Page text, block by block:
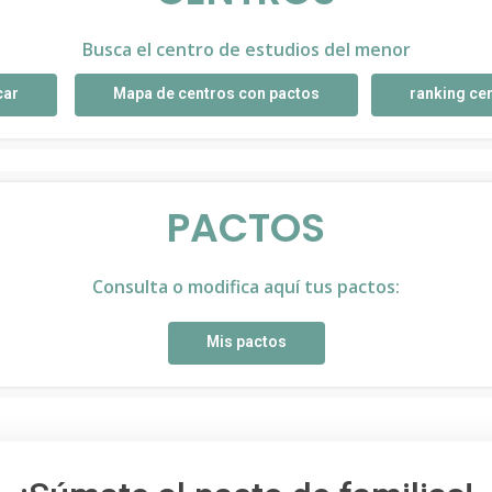
Busca el centro de estudios del menor
Mapa de centros con pactos ranking
PACTOS
Consulta o modifica aquí tus pactos:
Mis pactos